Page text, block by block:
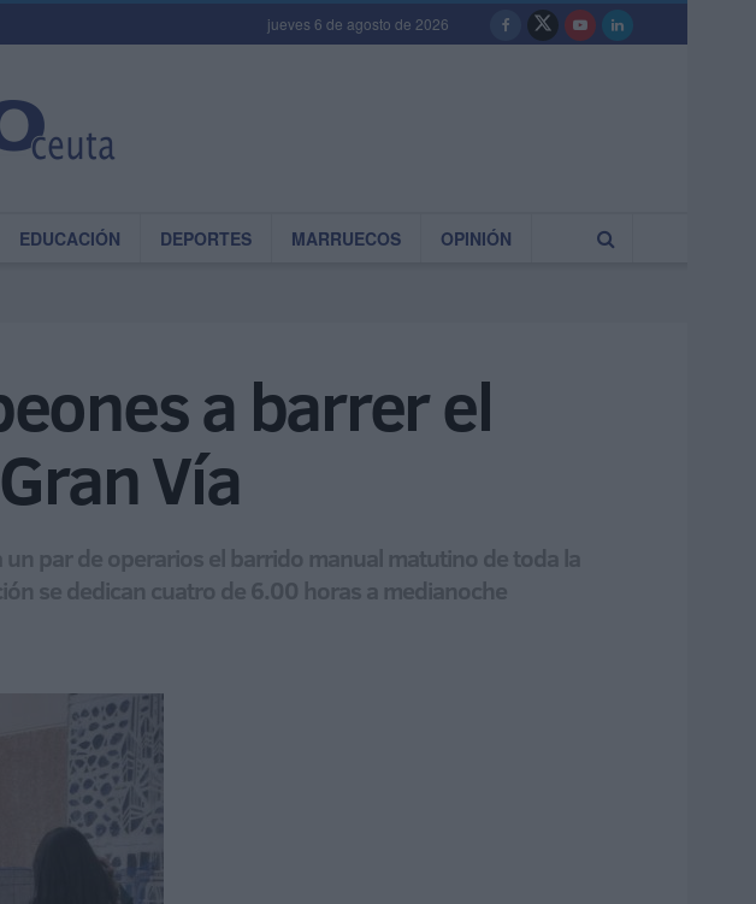
jueves 6 de agosto de 2026
EDUCACIÓN DEPORTES MARRUECOS OPINIÓN
a barrer el
Vía
par de operarios el barrido manual matutino de toda la
se dedican cuatro de 6.00 horas a medianoche